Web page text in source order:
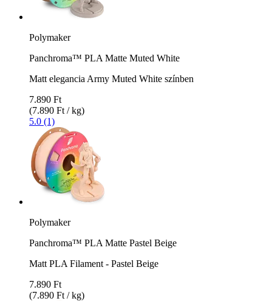
Polymaker
Panchroma™ PLA Matte Muted White
Matt elegancia Army Muted White színben
7.890 Ft
(7.890 Ft / kg)
5.0 (1)
Polymaker
Panchroma™ PLA Matte Pastel Beige
Matt PLA Filament - Pastel Beige
7.890 Ft
(7.890 Ft / kg)